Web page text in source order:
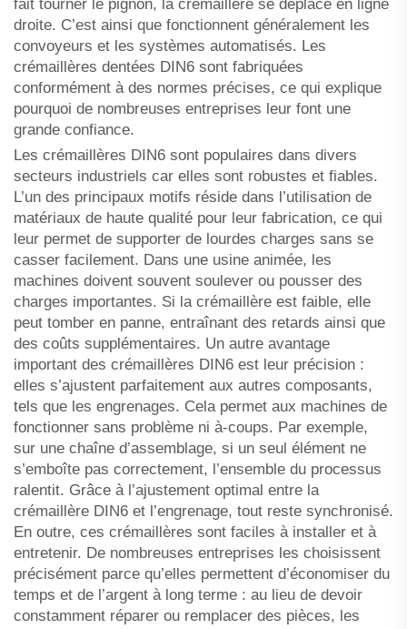
fait tourner le pignon, la crémaillère se déplace en ligne
droite. C’est ainsi que fonctionnent généralement les
convoyeurs et les systèmes automatisés. Les
crémaillères dentées DIN6 sont fabriquées
conformément à des normes précises, ce qui explique
pourquoi de nombreuses entreprises leur font une
grande confiance.
Les crémaillères DIN6 sont populaires dans divers
secteurs industriels car elles sont robustes et fiables.
L’un des principaux motifs réside dans l’utilisation de
matériaux de haute qualité pour leur fabrication, ce qui
leur permet de supporter de lourdes charges sans se
casser facilement. Dans une usine animée, les
machines doivent souvent soulever ou pousser des
charges importantes. Si la crémaillère est faible, elle
peut tomber en panne, entraînant des retards ainsi que
des coûts supplémentaires. Un autre avantage
important des crémaillères DIN6 est leur précision :
elles s’ajustent parfaitement aux autres composants,
tels que les engrenages. Cela permet aux machines de
fonctionner sans problème ni à-coups. Par exemple,
sur une chaîne d’assemblage, si un seul élément ne
s’emboîte pas correctement, l’ensemble du processus
ralentit. Grâce à l’ajustement optimal entre la
crémaillère DIN6 et l’engrenage, tout reste synchronisé.
En outre, ces crémaillères sont faciles à installer et à
entretenir. De nombreuses entreprises les choisissent
précisément parce qu’elles permettent d’économiser du
temps et de l’argent à long terme : au lieu de devoir
constamment réparer ou remplacer des pièces, les